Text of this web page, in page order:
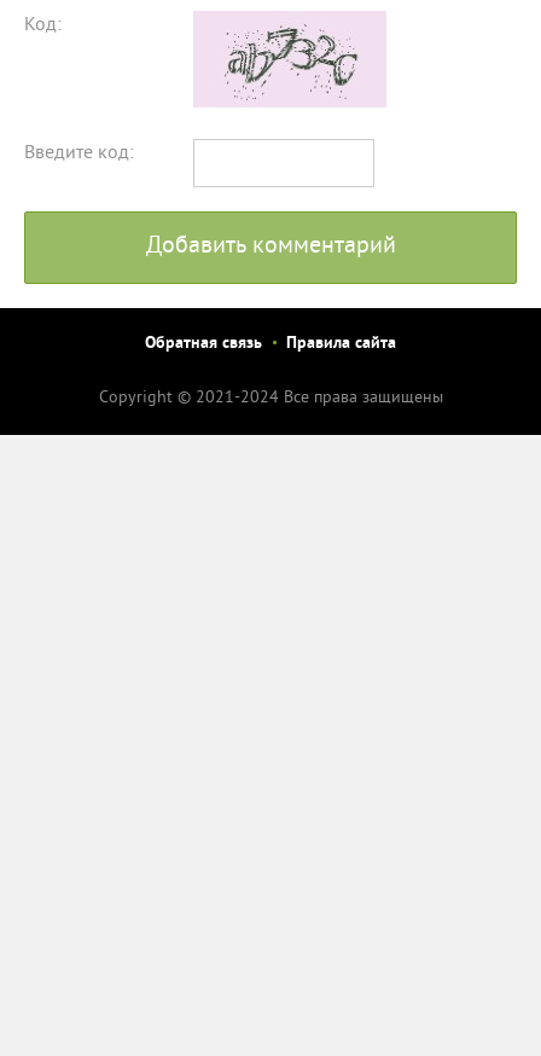
Код:
Введите код:
Добавить комментарий
Обратная связь Правила сайта
Copyright © 2021-2024 Все права защищены